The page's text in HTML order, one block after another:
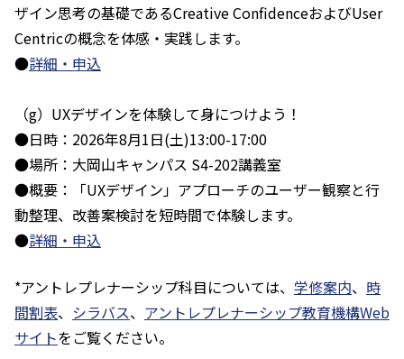
ザイン思考の基礎であるCreative ConfidenceおよびUser
Centricの概念を体感・実践します。
●詳細・申込
（g）UXデザインを体験して身につけよう！
●日時：2026年8月1日(土)13:00-17:00
●場所：大岡山キャンパス S4-202講義室
●概要：「UXデザイン」アプローチのユーザー観察と行
動整理、改善案検討を短時間で体験します。
●詳細・申込
*アントレプレナーシップ科目については、 学修案内、 時
間割表、 シラバス、 アントレプレナーシップ教育機構Web
サイトをご覧ください。